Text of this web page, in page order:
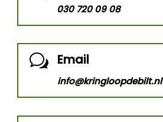
030 720 09 08
w Email
info@kringloopdebilt.nl